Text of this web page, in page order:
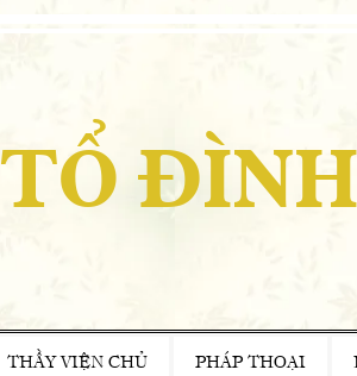
TỔ
THẦY VIỆN CHỦ PHÁP THOẠI